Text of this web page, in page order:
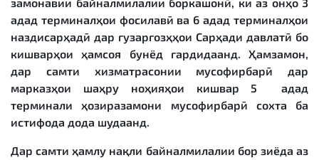
замонавии байналмилалии боркашонӣ, ки аз онҳо 3
адад терминалҳои фосилавӣ ва 6 адад терминалҳои
наздисарҳадӣ дар гузаргозҳҳои Сарҳади давлатӣ бо
кишварҳои ҳамсоя бунёд гардидаанд. Ҳамзамон,
дар самти хизматрасонии мусофирбарӣ дар
марказҳои шаҳру ноҳияҳои кишвар 5 адад
терминали ҳозиразамони мусофирбарӣ сохта ба
истифода дода шудаанд.
Дар самти ҳамлу нақли байналмилалии бор зиёда аз